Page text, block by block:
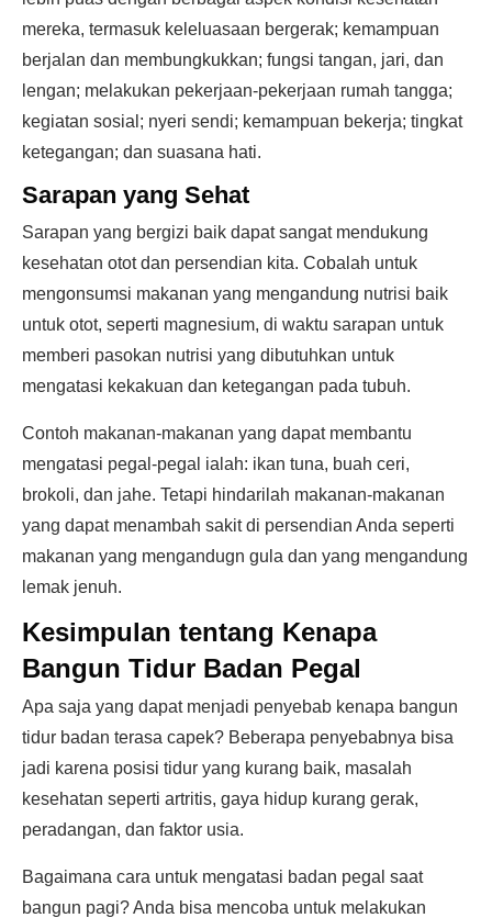
mereka, termasuk keleluasaan bergerak; kemampuan
berjalan dan membungkukkan; fungsi tangan, jari, dan
lengan; melakukan pekerjaan-pekerjaan rumah tangga;
kegiatan sosial; nyeri sendi; kemampuan bekerja; tingkat
ketegangan; dan suasana hati.
Sarapan yang Sehat
Sarapan yang bergizi baik dapat sangat mendukung
kesehatan otot dan persendian kita. Cobalah untuk
mengonsumsi makanan yang mengandung nutrisi baik
untuk otot, seperti magnesium, di waktu sarapan untuk
memberi pasokan nutrisi yang dibutuhkan untuk
mengatasi kekakuan dan ketegangan pada tubuh.
Contoh makanan-makanan yang dapat membantu
mengatasi pegal-pegal ialah: ikan tuna, buah ceri,
brokoli, dan jahe. Tetapi hindarilah makanan-makanan
yang dapat menambah sakit di persendian Anda seperti
makanan yang mengandugn gula dan yang mengandung
lemak jenuh.
Kesimpulan tentang Kenapa
Bangun Tidur Badan Pegal
Apa saja yang dapat menjadi penyebab kenapa bangun
tidur badan terasa capek? Beberapa penyebabnya bisa
jadi karena posisi tidur yang kurang baik, masalah
kesehatan seperti artritis, gaya hidup kurang gerak,
peradangan, dan faktor usia.
Bagaimana cara untuk mengatasi badan pegal saat
bangun pagi? Anda bisa mencoba untuk melakukan